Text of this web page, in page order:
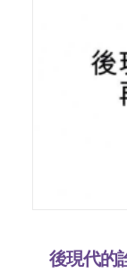
後現代的